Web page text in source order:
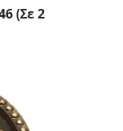
(Σε 2